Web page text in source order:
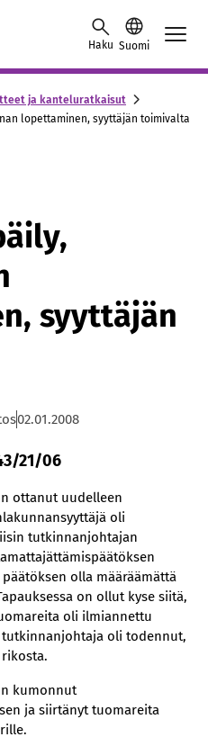
Haku Suomi
ja kanteluratkaisut
lopettaminen, syyttäjän toimivalta
syyttäjän
02.01.2008
21/06
ottanut uudelleen
oli
tutkinnanjohtajan
olla määräämättä
on ollut kyse siitä,
oli ilmiannettu
oli todennut,
kumonnut
ja siirtänyt tuomareita